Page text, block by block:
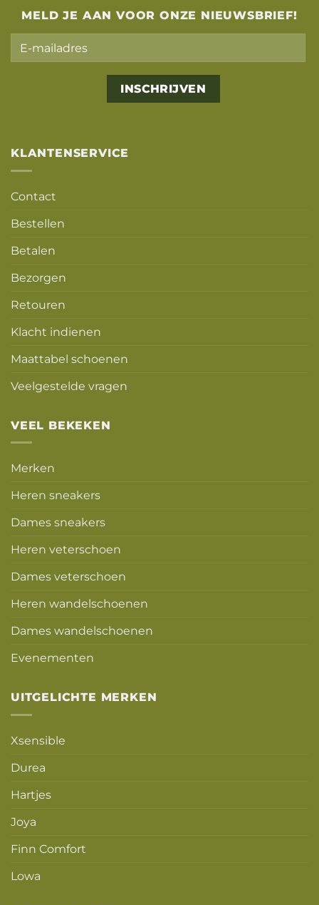
MELD JE AAN VOOR ONZE NIEUWSBRIEF!
KLANTENSERVICE
Contact
Bestellen
Betalen
Bezorgen
Retouren
Klacht indienen
Maattabel schoenen
Veelgestelde vragen
VEEL BEKEKEN
Merken
Heren sneakers
Dames sneakers
Heren veterschoen
Dames veterschoen
Heren wandelschoenen
Dames wandelschoenen
Evenementen
UITGELICHTE MERKEN
Xsensible
Durea
Hartjes
Joya
Finn Comfort
Lowa